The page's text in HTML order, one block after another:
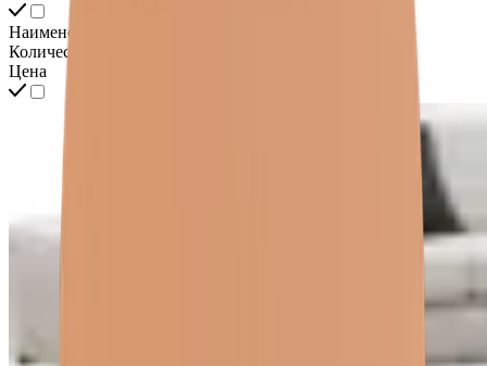
Наименование
Количество
Цена